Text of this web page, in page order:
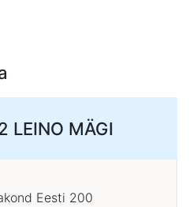
LEINO MÄGI
Eesti 200